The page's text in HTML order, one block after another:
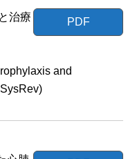
PDF
治療
and